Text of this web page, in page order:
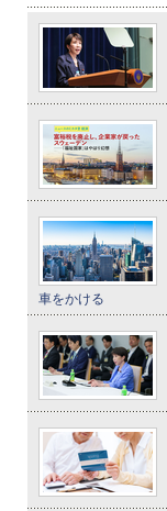
車をかける